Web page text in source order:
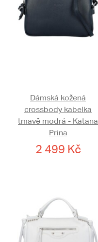
Dámská kožená
crossbody kabelka
tmavě modrá - Katana
Prina
2 499 Kč